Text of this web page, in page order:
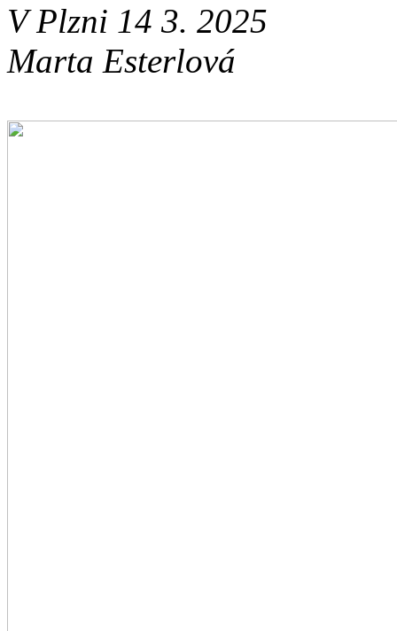
V Plzni 14 3. 2025
Marta Esterlová